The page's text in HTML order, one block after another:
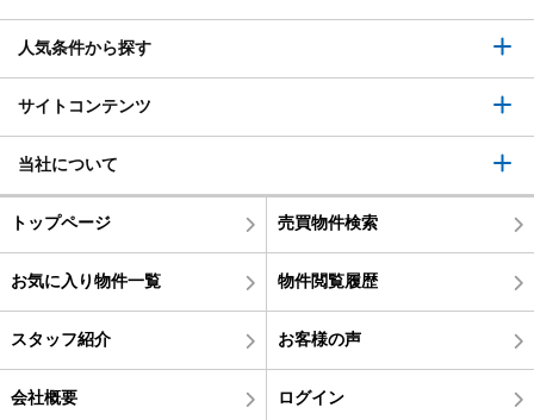
人気条件から探す
サイトコンテンツ
当社について
トップページ 売買物件検索
お気に入り物件一覧 物件閲覧履歴
スタッフ紹介 お客様の声
会社概要 ログイン